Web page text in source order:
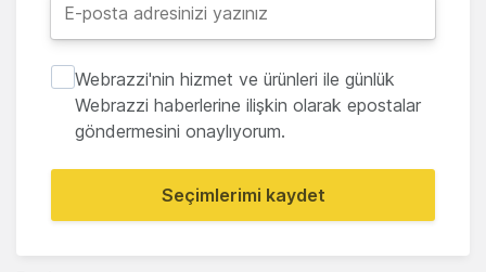
Webrazzi'nin hizmet ve ürünleri ile günlük
Webrazzi haberlerine ilişkin olarak epostalar
göndermesini onaylıyorum.
Seçimlerimi kaydet